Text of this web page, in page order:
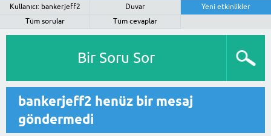
Kullanıcı: bankerjeff2 Duvar
Yeni etkinlikler
Tüm sorular
Tüm cevaplar
Bir Soru Sor
bankerjeff2 henüz bir mesaj
göndermedi